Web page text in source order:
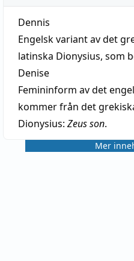
Dennis
Engelsk variant av det
latinska Dionysius, som
Denise
Femininform av det
kommer från det
Dionysius: Zeus son.
Mer